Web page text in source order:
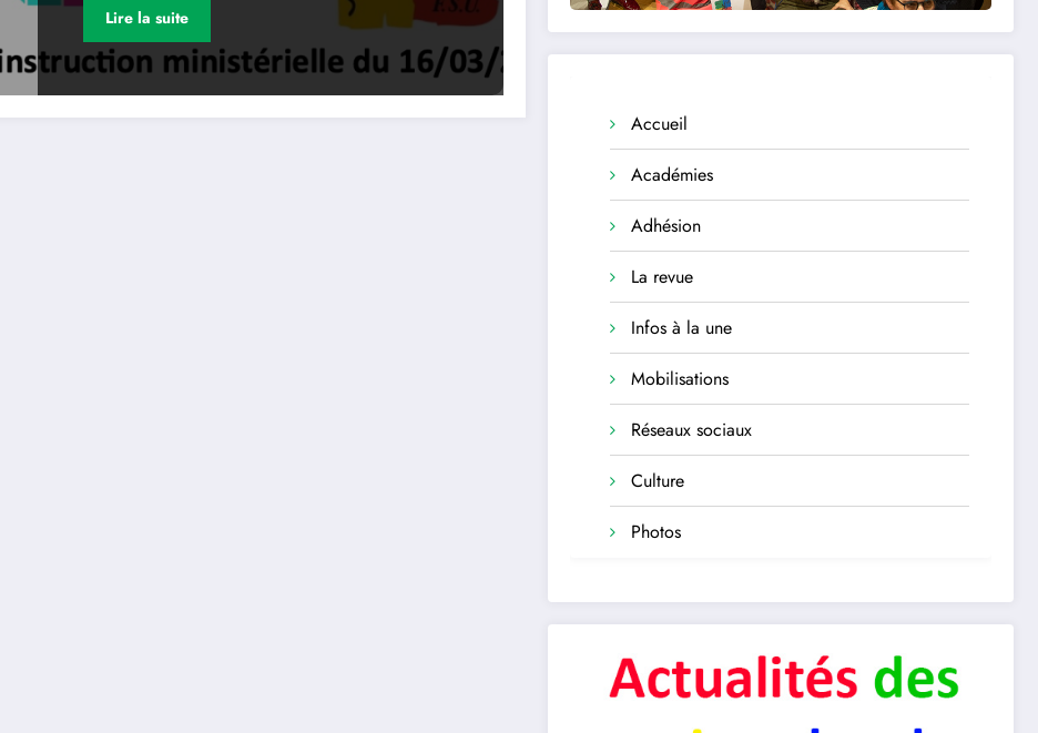
Lire la suite
Accueil
Académies
Adhésion
La revue
Infos à la une
Mobilisations
Réseaux sociaux
Culture
Photos